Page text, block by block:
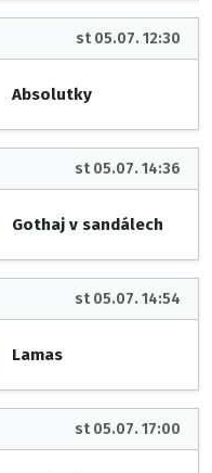
st 05.07. 12:30
Absolutky
st 05.07. 14:36
Gothaj v sandálech
st 05.07. 14:54
Lamas
st 05.07. 17:00